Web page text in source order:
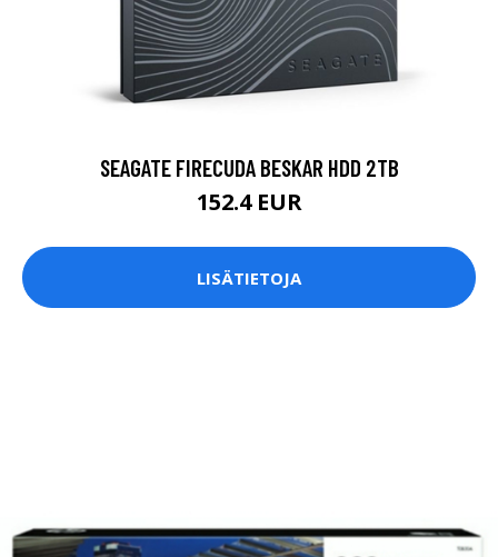
SEAGATE FIRECUDA BESKAR HDD 2TB
152.4 EUR
LISÄTIETOJA